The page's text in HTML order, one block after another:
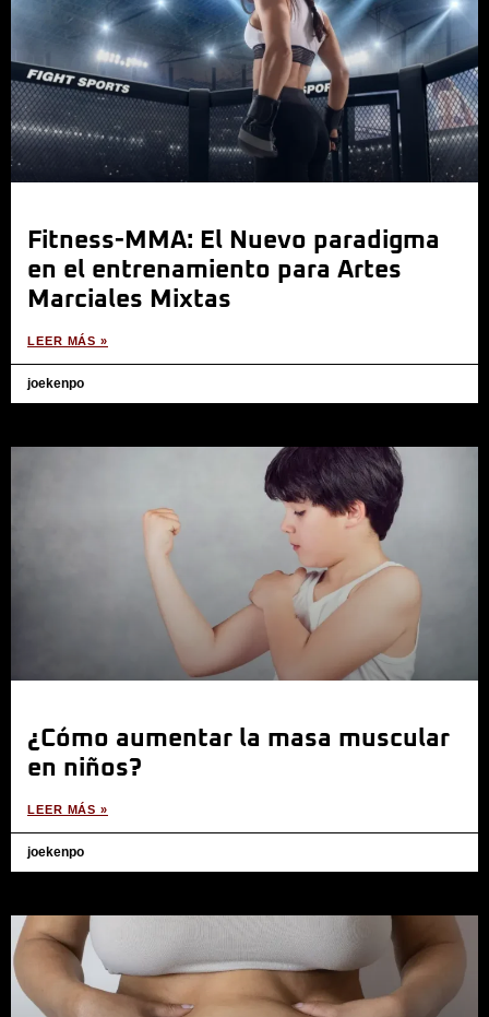
Fitness-MMA: El Nuevo paradigma
en el entrenamiento para Artes
Marciales Mixtas
LEER MÁS »
joekenpo
¿Cómo aumentar la masa muscular
en niños?
LEER MÁS »
joekenpo